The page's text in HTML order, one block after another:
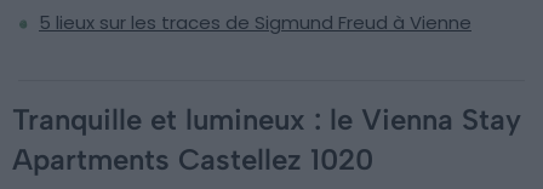
5 lieux sur les traces de Sigmund Freud à Vienne
Tranquille et lumineux : le Vienna Stay
Apartments Castellez 1020